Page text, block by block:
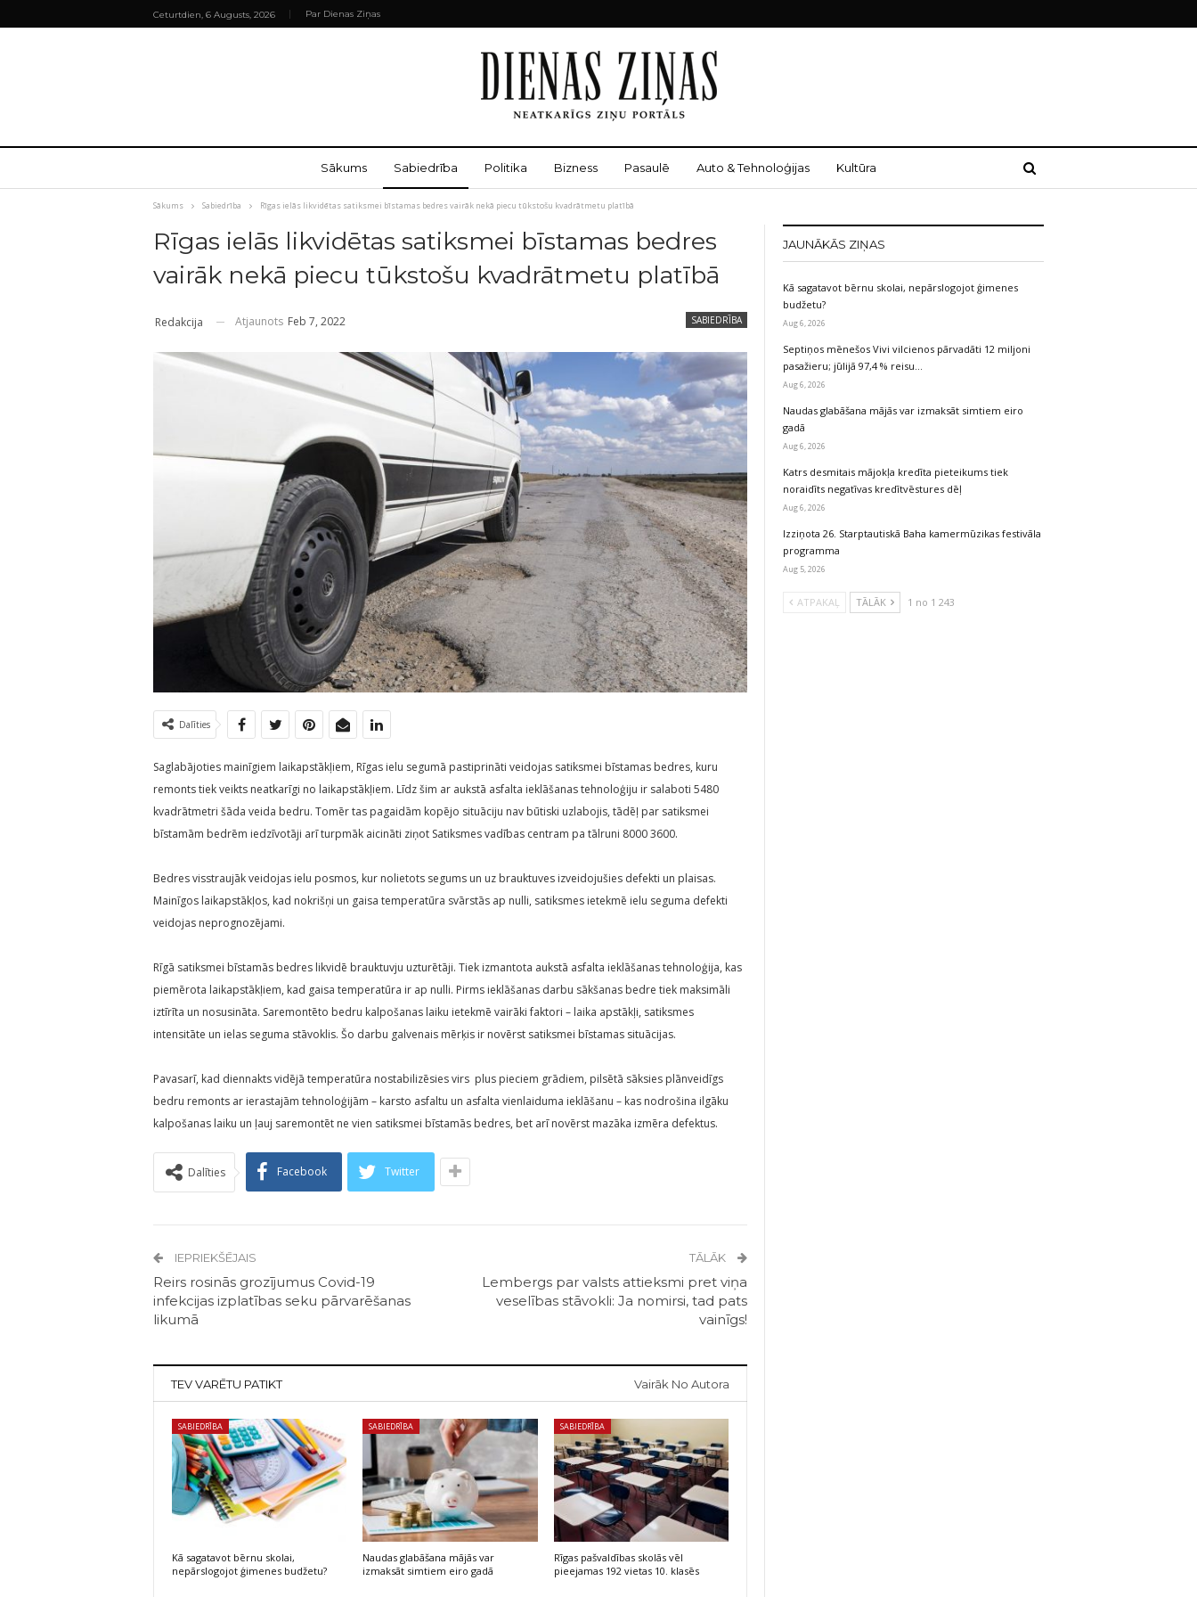
Ceturtdien, 6 Augusts, 2026 Par Dienas Ziņas
Sākums Sabiedrība Politika Bizness Pasaulē Auto & Tehnoloģijas Kultūra
Sākums Sabiedrība Rīgas ielās likvidētas satiksmei bīstamas bedres vairāk nekā piecu tūkstošu kvadrātmetu platībā
Rīgas ielās likvidētas satiksmei bīstamas bedres
vairāk nekā piecu tūkstošu kvadrātmetu platībā
SABIEDRĪBA
Redakcija Atjaunots Feb 7, 2022
Dalīties
Saglabājoties mainīgiem laikapstākļiem, Rīgas ielu segumā pastiprināti veidojas satiksmei bīstamas bedres, kuru
remonts tiek veikts neatkarīgi no laikapstākļiem. Līdz šim ar aukstā asfalta ieklāšanas tehnoloģiju ir salaboti 5480
kvadrātmetri šāda veida bedru. Tomēr tas pagaidām kopējo situāciju nav būtiski uzlabojis, tādēļ par satiksmei
bīstamām bedrēm iedzīvotāji arī turpmāk aicināti ziņot Satiksmes vadības centram pa tālruni 8000 3600.
Bedres visstraujāk veidojas ielu posmos, kur nolietots segums un uz brauktuves izveidojušies defekti un plaisas.
Mainīgos laikapstākļos, kad nokrišņi un gaisa temperatūra svārstās ap nulli, satiksmes ietekmē ielu seguma defekti
veidojas neprognozējami.
Rīgā satiksmei bīstamās bedres likvidē brauktuvju uzturētāji. Tiek izmantota aukstā asfalta ieklāšanas tehnoloģija, kas
piemērota laikapstākļiem, kad gaisa temperatūra ir ap nulli. Pirms ieklāšanas darbu sākšanas bedre tiek maksimāli
iztīrīta un nosusināta. Saremontēto bedru kalpošanas laiku ietekmē vairāki faktori – laika apstākļi, satiksmes
intensitāte un ielas seguma stāvoklis. Šo darbu galvenais mērķis ir novērst satiksmei bīstamas situācijas.
Pavasarī, kad diennakts vidējā temperatūra nostabilizēsies virs plus pieciem grādiem, pilsētā sāksies plānveidīgs
bedru remonts ar ierastajām tehnoloģijām – karsto asfaltu un asfalta vienlaiduma ieklāšanu – kas nodrošina ilgāku
kalpošanas laiku un ļauj saremontēt ne vien satiksmei bīstamās bedres, bet arī novērst mazāka izmēra defektus.
Dalīties Facebook Twitter
IEPRIEKŠĒJAIS
Reirs rosinās grozījumus Covid-19
infekcijas izplatības seku pārvarēšanas
likumā
TĀLĀK
Lembergs par valsts attieksmi pret viņa
veselības stāvokli: Ja nomirsi, tad pats
vainīgs!
TEV VARĒTU PATIKT Vairāk No Autora
SABIEDRĪBA
Kā sagatavot bērnu skolai,
nepārslogojot ģimenes budžetu?
SABIEDRĪBA
Naudas glabāšana mājās var
izmaksāt simtiem eiro gadā
SABIEDRĪBA
Rīgas pašvaldības skolās vēl
pieejamas 192 vietas 10. klasēs
JAUNĀKĀS ZIŅAS
Kā sagatavot bērnu skolai, nepārslogojot ģimenes
budžetu?
Aug 6, 2026
Septiņos mēnešos Vivi vilcienos pārvadāti 12 miljoni
pasažieru; jūlijā 97,4 % reisu…
Aug 6, 2026
Naudas glabāšana mājās var izmaksāt simtiem eiro
gadā
Aug 6, 2026
Katrs desmitais mājokļa kredīta pieteikums tiek
noraidīts negatīvas kredītvēstures dēļ
Aug 6, 2026
Izziņota 26. Starptautiskā Baha kamermūzikas festivāla
programma
Aug 5, 2026
ATPAKAĻ TĀLĀK 1 no 1 243